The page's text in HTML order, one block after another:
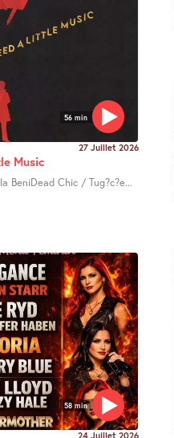
56 min
27 Juillet 2026
Music
BeniDead Chic / Tug?c?e...
58 min
24 Juillet 2026